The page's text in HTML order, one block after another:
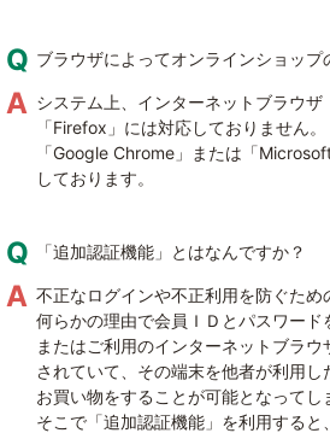
ブラウザによってオンラインショップ
システム上、インターネットブラウザ
「Firefox」には対応しておりません。
「Google Chrome」または「
しております。
「追加認証機能」とはなんですか？
不正なログインや不正利用を防ぐため
何らかの理由で会員ＩＤとパスワード
またはご利用のインターネットブラ
されていて、その端末を他者が利用
お買い物をすることが可能となってし
そこで「追加認証機能」を利用すると